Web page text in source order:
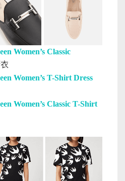
Women’s Classic
Women’s T-Shirt Dress
Women’s Classic T-Shirt